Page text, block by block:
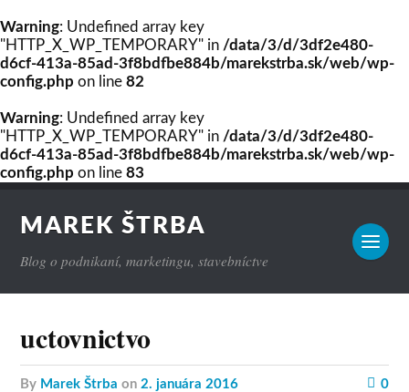
Warning: Undefined array key
"HTTP_X_WP_TEMPORARY" in /data/3/d/3df2e480-
d6cf-413a-85ad-3f8bdfbe884b/marekstrba.sk/web/wp-
config.php on line 82
Warning: Undefined array key
"HTTP_X_WP_TEMPORARY" in /data/3/d/3df2e480-
d6cf-413a-85ad-3f8bdfbe884b/marekstrba.sk/web/wp-
config.php on line 83
MAREK ŠTRBA
Blog o podnikaní, marketingu, stavebníctve
uctovnictvo
by Marek Štrba on2. januára 2016 0